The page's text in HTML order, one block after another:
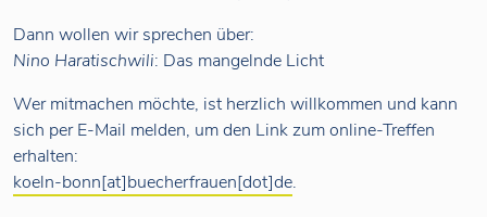
Dann wollen wir sprechen über:
Nino Haratischwili: Das mangelnde Licht
Wer mitmachen möchte, ist herzlich willkommen und kann
sich per E-Mail melden, um den Link zum online-Treffen
erhalten:
koeln-bonn[at]buecherfrauen[dot]de.